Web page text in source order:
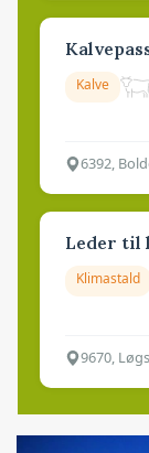
Kalve
6392,
Leder til
Klimastald
9670,